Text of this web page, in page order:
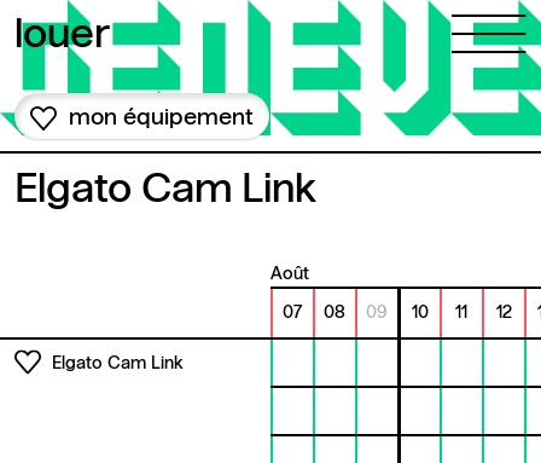
louer
mon équipement
Elgato Cam Link
août
07 08 09 10 11 12
Elgato Cam Link